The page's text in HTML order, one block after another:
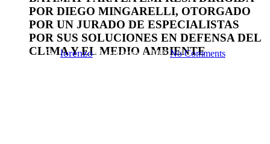
MEDITERRÁNEA
By lorenzo29 septiembre, 2022No Comments
POR DIEGO MINGARELLI, OTORGADO
POR UN JURADO DE ESPECIALISTAS
POR SUS SOLUCIONES EN DEFENSA DEL
CLIMA Y EL MEDIO AMBIENTE